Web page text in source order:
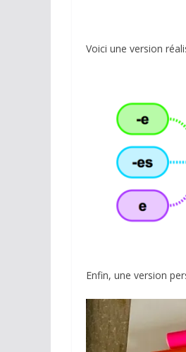
Voici une version
Enfin, une version